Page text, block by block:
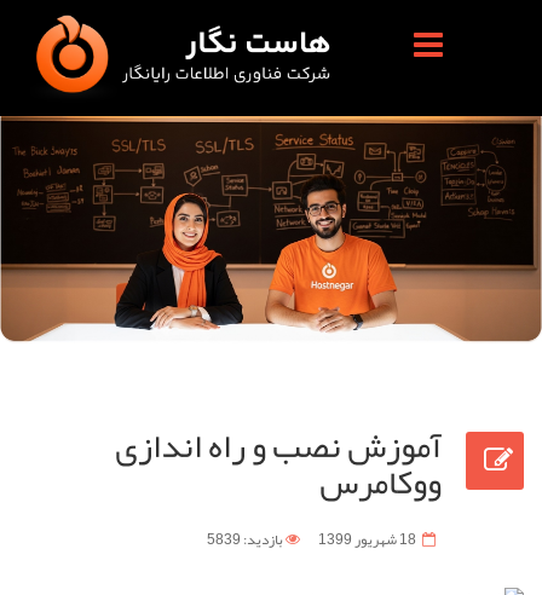
آموزش نصب و راه اندازی
ووکامرس
18 شهریور 1399 بازدید: 5839